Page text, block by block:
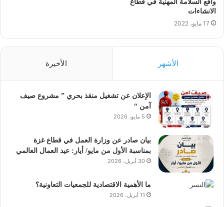
واقع السلامة المهنية في قطاع
الانشاءات
17 مايو، 2022
الأشهر الأخيرة
الإعلان عن تشغيل منقذ بحري ” مشروع صيف
آمن “
5 مايو، 2026
بيان صادر عن وزارة العمل في قطاع غزة
بمناسبة الأول من مايو/ أيار: عيد العمال العالمي
30 أبريل، 2026
ما الأهمية الاقتصادية للجمعيات التعاونية؟
11 أبريل، 2026